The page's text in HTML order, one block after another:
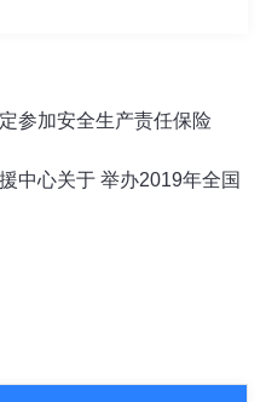
参加安全生产责任保险
中心关于 举办2019年全国